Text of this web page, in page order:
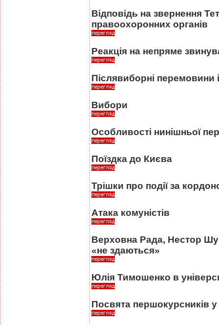
Відповідь на звернення
правоохоронних органів
Реакція на непряме
Післявиборні перемовини
Вибори
Особливості нинішньої
Поїздка до Києва
Трішки про події за
Атака комуністів
Верховна Рада, Нестор
«не здаються»
Юлія Тимошенко в
Посвята першокурсників у